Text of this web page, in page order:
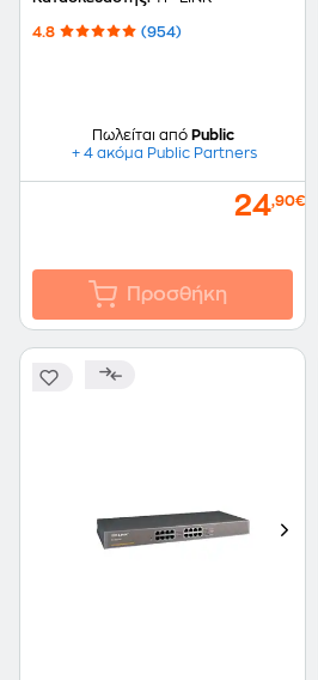
Θύρες
4.8 (954)
Πωλείται από Public
+ 4 ακόμα Public Partners
24,90€
Προσθήκη